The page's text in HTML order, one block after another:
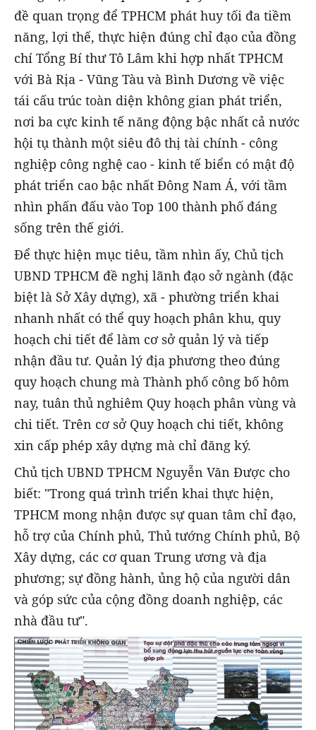
đề quan trọng để TPHCM phát huy tối đa tiềm
năng, lợi thế, thực hiện đúng chỉ đạo của đồng
chí Tổng Bí thư Tô Lâm khi hợp nhất TPHCM
với Bà Rịa - Vũng Tàu và Bình Dương về việc
tái cấu trúc toàn diện không gian phát triển,
nơi ba cực kinh tế năng động bậc nhất cả nước
hội tụ thành một siêu đô thị tài chính - công
nghiệp công nghệ cao - kinh tế biển có mật độ
phát triển cao bậc nhất Đông Nam Á, với tầm
nhìn phấn đấu vào Top 100 thành phố đáng
sống trên thế giới.
Để thực hiện mục tiêu, tầm nhìn ấy, Chủ tịch
UBND TPHCM đề nghị lãnh đạo sở ngành (đặc
biệt là Sở Xây dựng), xã - phường triển khai
nhanh nhất có thể quy hoạch phân khu, quy
hoạch chi tiết để làm cơ sở quản lý và tiếp
nhận đầu tư. Quản lý địa phương theo đúng
quy hoạch chung mà Thành phố công bố hôm
nay, tuân thủ nghiêm Quy hoạch phân vùng và
chi tiết. Trên cơ sở Quy hoạch chi tiết, không
xin cấp phép xây dựng mà chỉ đăng ký.
Chủ tịch UBND TPHCM Nguyễn Văn Được cho
biết: "Trong quá trình triển khai thực hiện,
TPHCM mong nhận được sự quan tâm chỉ đạo,
hỗ trợ của Chính phủ, Thủ tướng Chính phủ, Bộ
Xây dựng, các cơ quan Trung ương và địa
phương; sự đồng hành, ủng hộ của người dân
và góp sức của cộng đồng doanh nghiệp, các
nhà đầu tư".